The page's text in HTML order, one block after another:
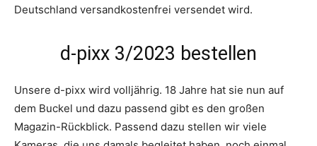
Deutschland versandkostenfrei versendet wird.
d-pixx 3/2023 bestellen
Unsere d-pixx wird volljährig. 18 Jahre hat sie nun auf
dem Buckel und dazu passend gibt es den großen
Magazin-Rückblick. Passend dazu stellen wir viele